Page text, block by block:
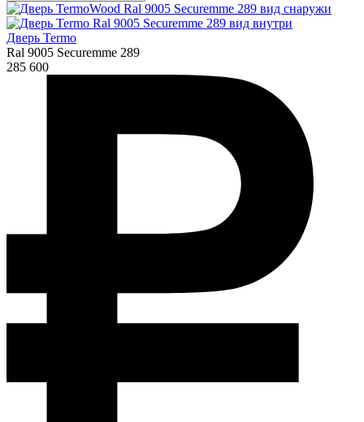
Дверь Termo
Ral 9005 Securemme 289
285 600